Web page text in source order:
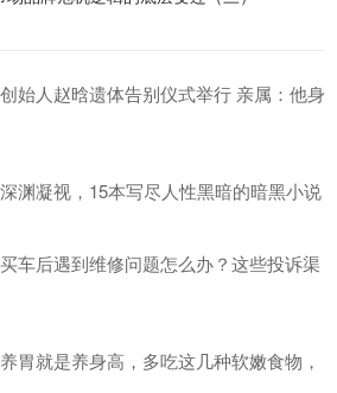
始人赵晗遗体告别仪式举行 亲属：他身
渊凝视，15本写尽人性黑暗的暗黑小说
车后遇到维修问题怎么办？这些投诉渠
胃就是养身高，多吃这几种软嫩食物，